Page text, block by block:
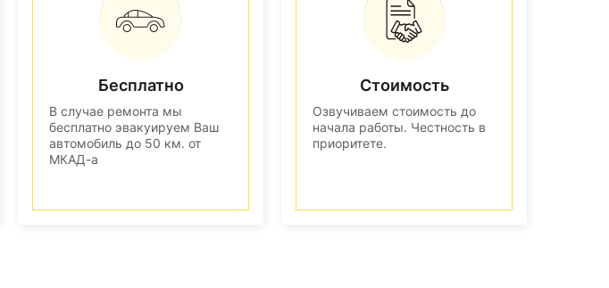
Бесплатно
В случае ремонта мы
бесплатно эвакуируем Ваш
автомобиль до 50 км. от
МКАД-а
Стоимость
Озвучиваем стоимость до
начала работы. Честность в
приоритете.